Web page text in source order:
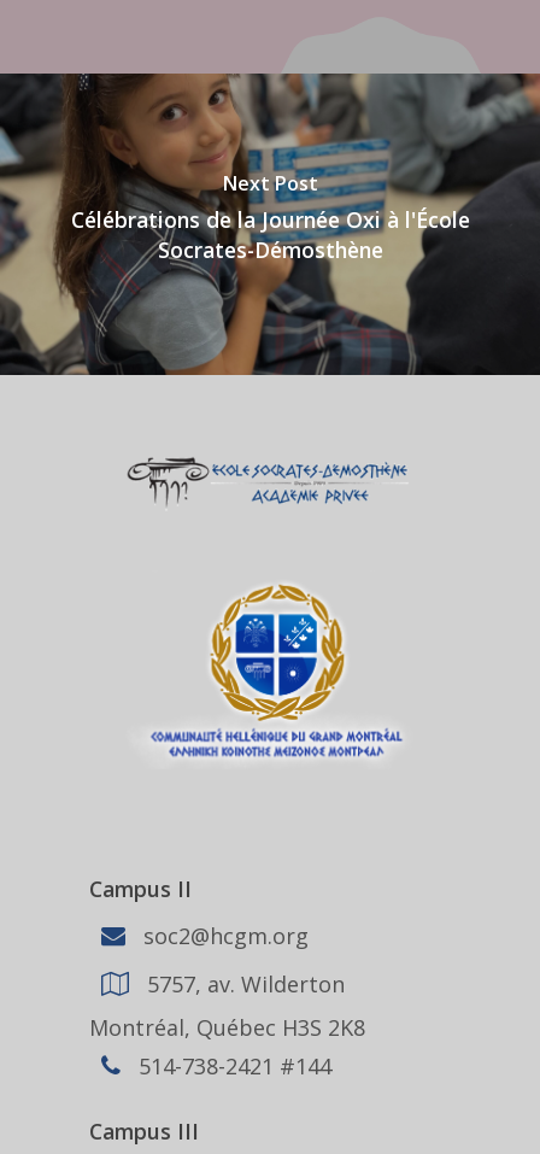
Next Post
Célébrations de la Journée Oxi à l'École
Socrates-Démosthène
Campus II
soc2@hcgm.org
5757, av. Wilderton
Montréal, Québec H3S 2K8
514-738-2421 #144
Campus III